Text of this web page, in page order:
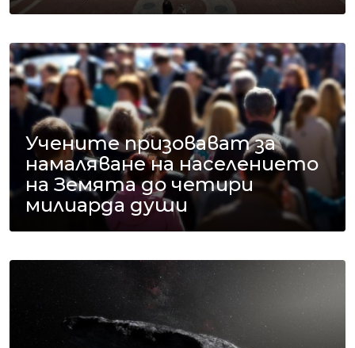
Учените призовават за
намаляване на населението
на Земята до четири
милиарда души